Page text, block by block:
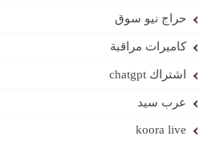
حراج نيو سوق
كاميرات مراقبة
اشتراك chatgpt
عرب سيد
koora live